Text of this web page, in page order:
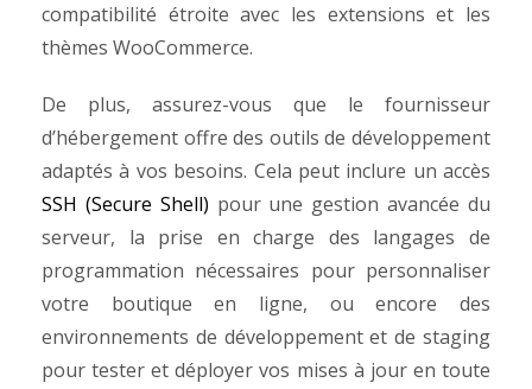
compatibilité étroite avec les extensions et les
thèmes WooCommerce.
De plus, assurez-vous que le fournisseur
d’hébergement offre des outils de développement
adaptés à vos besoins. Cela peut inclure un accès
SSH (Secure Shell) pour une gestion avancée du
serveur, la prise en charge des langages de
programmation nécessaires pour personnaliser
votre boutique en ligne, ou encore des
environnements de développement et de staging
pour tester et déployer vos mises à jour en toute